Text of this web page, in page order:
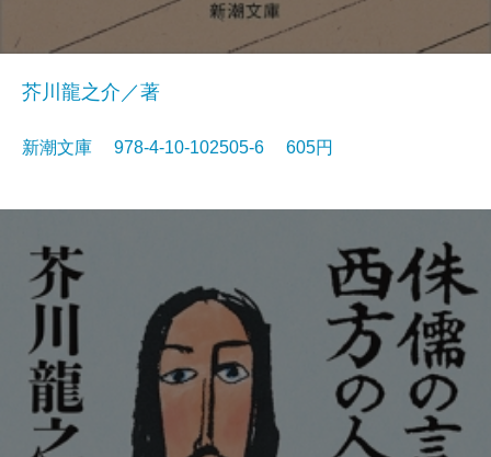
芥川龍之介／著
新潮文庫 978-4-10-102505-6 605円